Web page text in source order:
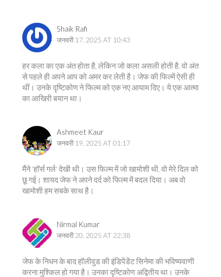
Shaik Rafi
जनवरी 17, 2025 AT 10:43
हर कला का एक अंत होता है, लेकिन जो कला असली होती है, वो अंत
से पहले ही अपने आप को अमर कर लेती है। जेफ की फिल्में ऐसी ही
थीं। उनके दृष्टिकोण ने फिल्म को एक नए आयाम दिए। ये एक आत्मा
का आखिरी बयान था।
Ashmeet Kaur
जनवरी 19, 2025 AT 01:17
मैंने 'हॉर्स गर्ल' देखी थी। उस फिल्म में जो खामोशी थी, वो मेरे दिल को
छू गई। शायद जेफ ने अपने दर्द को फिल्म में बदल दिया। अब वो
खामोशी हम सबके साथ है।
Nirmal Kumar
जनवरी 20, 2025 AT 22:38
जेफ के निधन के बाद हॉलीवुड की इंडिपेंडेंट सिनेमा की भविष्यवाणी
करना मुश्किल हो गया है। उनका दृष्टिकोण अद्वितीय था। उनके